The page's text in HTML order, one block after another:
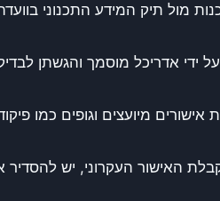
מול תיק המידע התכנוני
ידי אדריכל מוסמך והגשתן
אישורים מיועצים וגופים כמו
האישור העקרוני, יש